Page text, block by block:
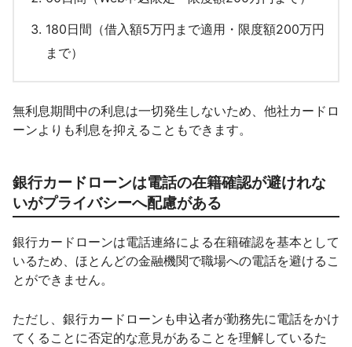
180日間（借入額5万円まで適用・限度額200万円
まで）
無利息期間中の利息は一切発生しないため、他社カードロ
ーンよりも利息を抑えることもできます。
銀行カードローンは電話の在籍確認が避けれな
いがプライバシーへ配慮がある
銀行カードローンは電話連絡による在籍確認を基本として
いるため、ほとんどの金融機関で職場への電話を避けるこ
とができません。
ただし、銀行カードローンも申込者が勤務先に電話をかけ
てくることに否定的な意見があることを理解しているた